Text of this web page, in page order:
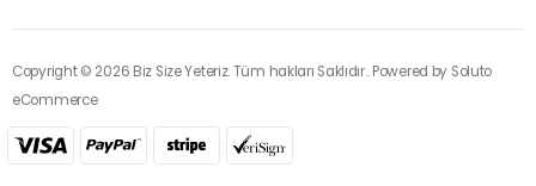
Copyright © 2026 Biz Size Yeteriz. Tüm hakları Saklıdır.. Powered by Soluto
eCommerce